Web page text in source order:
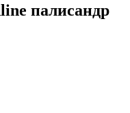
палисандр